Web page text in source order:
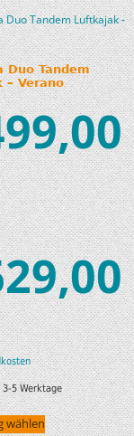
Duo Tandem
– Verano
3-5 Werktage
wählen